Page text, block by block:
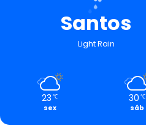
Santos
Light Rain
23 ℃
sex
30 ℃
sáb